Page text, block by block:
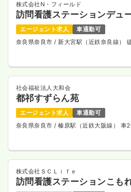
日勤のみ（パート）
給与 お問い合わせください
日祝休み
オンコールあり
気になる
株式会社N・フィールド
訪問看護ステーションデュ
エージェント求人
車通勤可
奈良県奈良市/ 新大宮駅（近鉄奈良線）
社会福祉法人大和会
都祁すずらん苑
エージェント求人
車通勤可
奈良県奈良市/ 榛原駅（近鉄大阪線） 車
株式会社ＳＣＬｉｆｅ
訪問看護ステーションこも